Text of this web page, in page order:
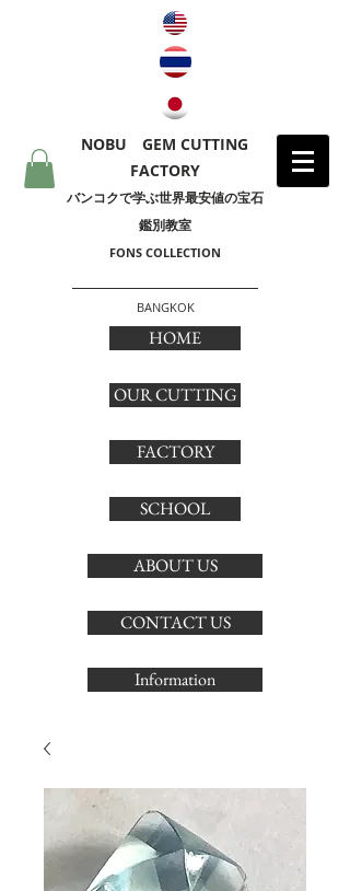
NOBU GEM CUTTING
FACTORY
​バンコクで学ぶ世界最安値の宝石
鑑別教室
FONS COLLECTION
BANGKOK
HOME
OUR CUTTING
FACTORY
SCHOOL
ABOUT US
CONTACT US
Information